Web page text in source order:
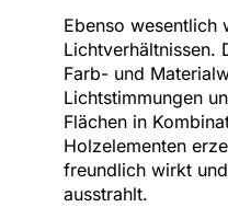
Ebenso wesentlich
Lichtverhältnissen.
Farb- und
Lichtstimmungen
Flächen in
Holzelementen
freundlich wirkt
ausstrahlt.